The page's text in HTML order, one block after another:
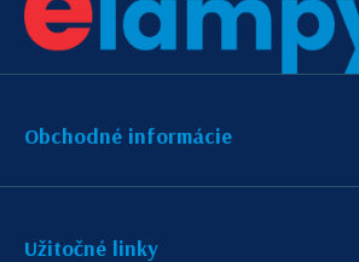
Obchodné informácie
Užitočné linky